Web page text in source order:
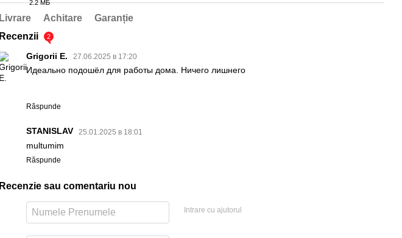
2.2 МБ
Livrare Achitare
Garanție
Recenzii
2
Grigorii E. 27.06.2025 в 17:20
Идеально подошёл для работы дома. Ничего лишнего
Răspunde
STANISLAV 25.01.2025 в 18:01
multumim
Răspunde
Recenzie sau comentariu nou
Intrare cu ajutorul